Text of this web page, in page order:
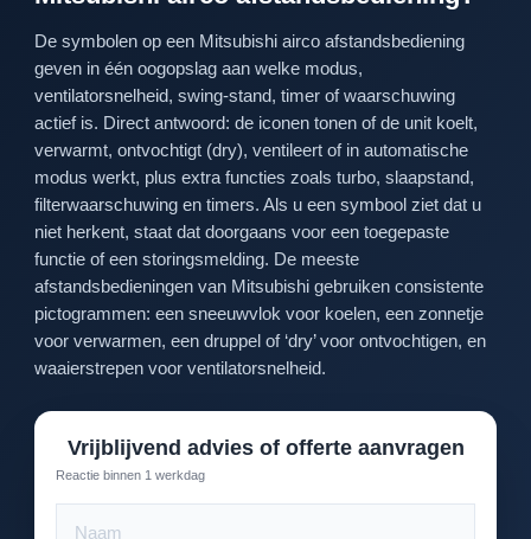
De symbolen op een Mitsubishi airco afstandsbediening
geven in één oogopslag aan welke modus,
ventilatorsnelheid, swing-stand, timer of waarschuwing
actief is. Direct antwoord: de iconen tonen of de unit koelt,
verwarmt, ontvochtigt (dry), ventileert of in automatische
modus werkt, plus extra functies zoals turbo, slaapstand,
filterwaarschuwing en timers. Als u een symbool ziet dat u
niet herkent, staat dat doorgaans voor een toegepaste
functie of een storingsmelding. De meeste
afstandsbedieningen van Mitsubishi gebruiken consistente
pictogrammen: een sneeuwvlok voor koelen, een zonnetje
voor verwarmen, een druppel of ‘dry’ voor ontvochtigen, en
waaierstrepen voor ventilatorsnelheid.
Vrijblijvend advies of offerte aanvragen
Reactie binnen 1 werkdag